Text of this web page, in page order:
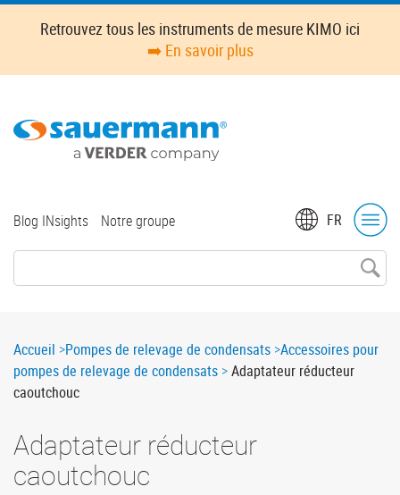
Skip
content
Retrouvez tous les instruments de mesure KIMO ici
➡️ En savoir plus
FR
Top
Blog INsights Notre groupe
Breadcrumb
Accueil Pompes de relevage de condensats Accessoires pour
pompes de relevage de condensats
Adaptateur réducteur
caoutchouc
Adaptateur réducteur
caoutchouc